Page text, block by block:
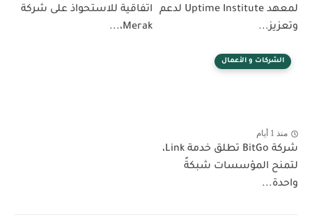
لمعهد Uptime Institute لدعم
وتعزيز...
اتفاقية للاستحواذ على شركة
Merak،...
الشركات و الأعمال
منذ 1 أيام
شركة BitGo تطلق خدمة Link،
لتمنح المؤسسات شبكةً
واحدة...